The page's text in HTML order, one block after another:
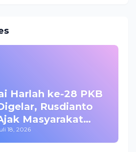
Harlah ke-28 PKB
Rusdianto
Masyarakat
Hadiah
Menanti Peserta
18, 2026